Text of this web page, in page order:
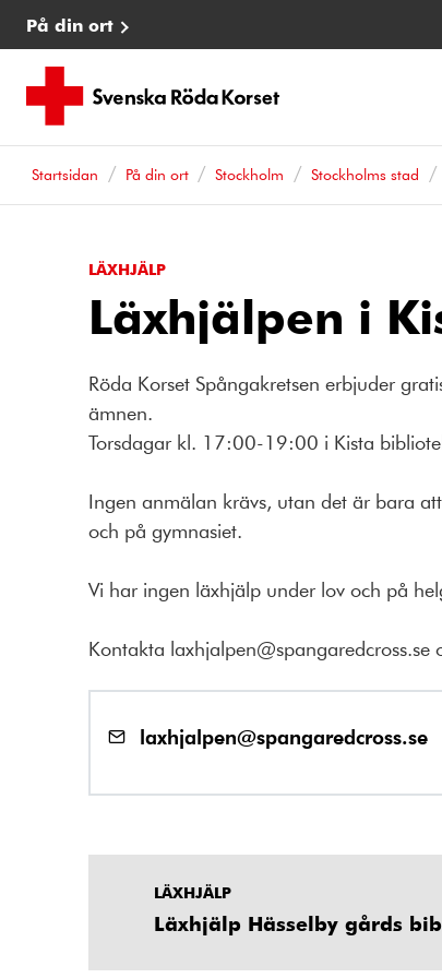
På din ort
Startsidan På din ort Stockholm Stockholms stad
LÄXHJÄLP
Läxhjälpen i
Röda Korset Spångakretsen erbjuder
ämnen.
Torsdagar kl. 17:00-19:00 i Kista
Ingen anmälan krävs, utan det är bara
och på gymnasiet.
Vi har ingen läxhjälp under lov och på
Kontakta
laxhjalpen@spangaredcross.se
LÄXHJÄLP
Läxhjälp Hässelby gårds